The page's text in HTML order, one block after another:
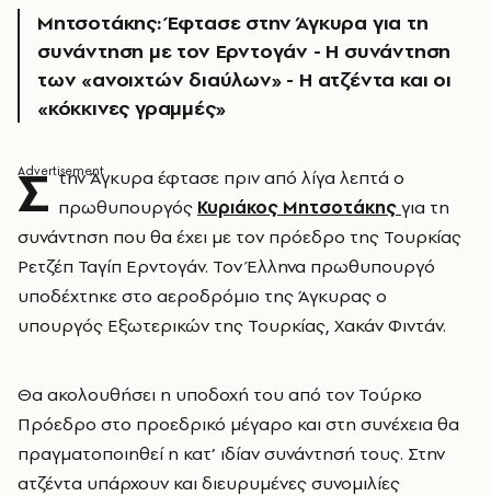
Μητσοτάκης: Έφτασε στην Άγκυρα για τη
συνάντηση με τον Ερντογάν - Η συνάντηση
των «ανοιχτών διαύλων» - Η ατζέντα και οι
«κόκκινες γραμμές»
Σ την Άγκυρα έφτασε πριν από λίγα λεπτά ο
πρωθυπουργός Κυριάκος Μητσοτάκηςγια τη
συνάντηση που θα έχει με τον πρόεδρο της Τουρκίας
Ρετζέπ Ταγίπ Ερντογάν. Τον Έλληνα πρωθυπουργό
υποδέχτηκε στο αεροδρόμιο της Άγκυρας ο
υπουργός Εξωτερικών της Τουρκίας, Χακάν Φιντάν.
Θα ακολουθήσει η υποδοχή του από τον Τούρκο
Πρόεδρο στο προεδρικό μέγαρο και στη συνέχεια θα
πραγματοποιηθεί η κατ’ ιδίαν συνάντησή τους. Στην
ατζέντα υπάρχουν και διευρυμένες συνομιλίες